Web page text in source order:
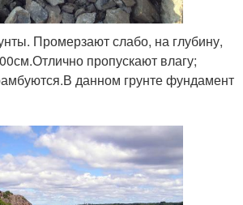
Промерзают слабо, на глубину,
пропускают влагу;
данном грунте фундамент